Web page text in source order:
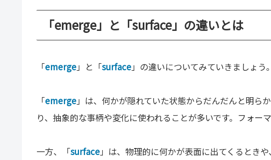
「emerge」と「surface」の違いとは
「emerge」と「surface」の違いについてみていきましょう。
「emerge」は、何かが隠れていた状態からだんだんと明ら
り、抽象的な事柄や変化に使われることが多いです。フォー
一方、「surface」は、物理的に何かが表面に出てくるとき